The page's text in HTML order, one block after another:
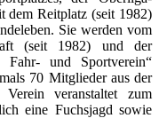
dem Reitplatz (seit 1982)
Sie werden vom
(seit 1982) und der
Fahr- und Sportverein“
70 Mitglieder aus der
veranstaltet zum
eine Fuchsjagd sowie